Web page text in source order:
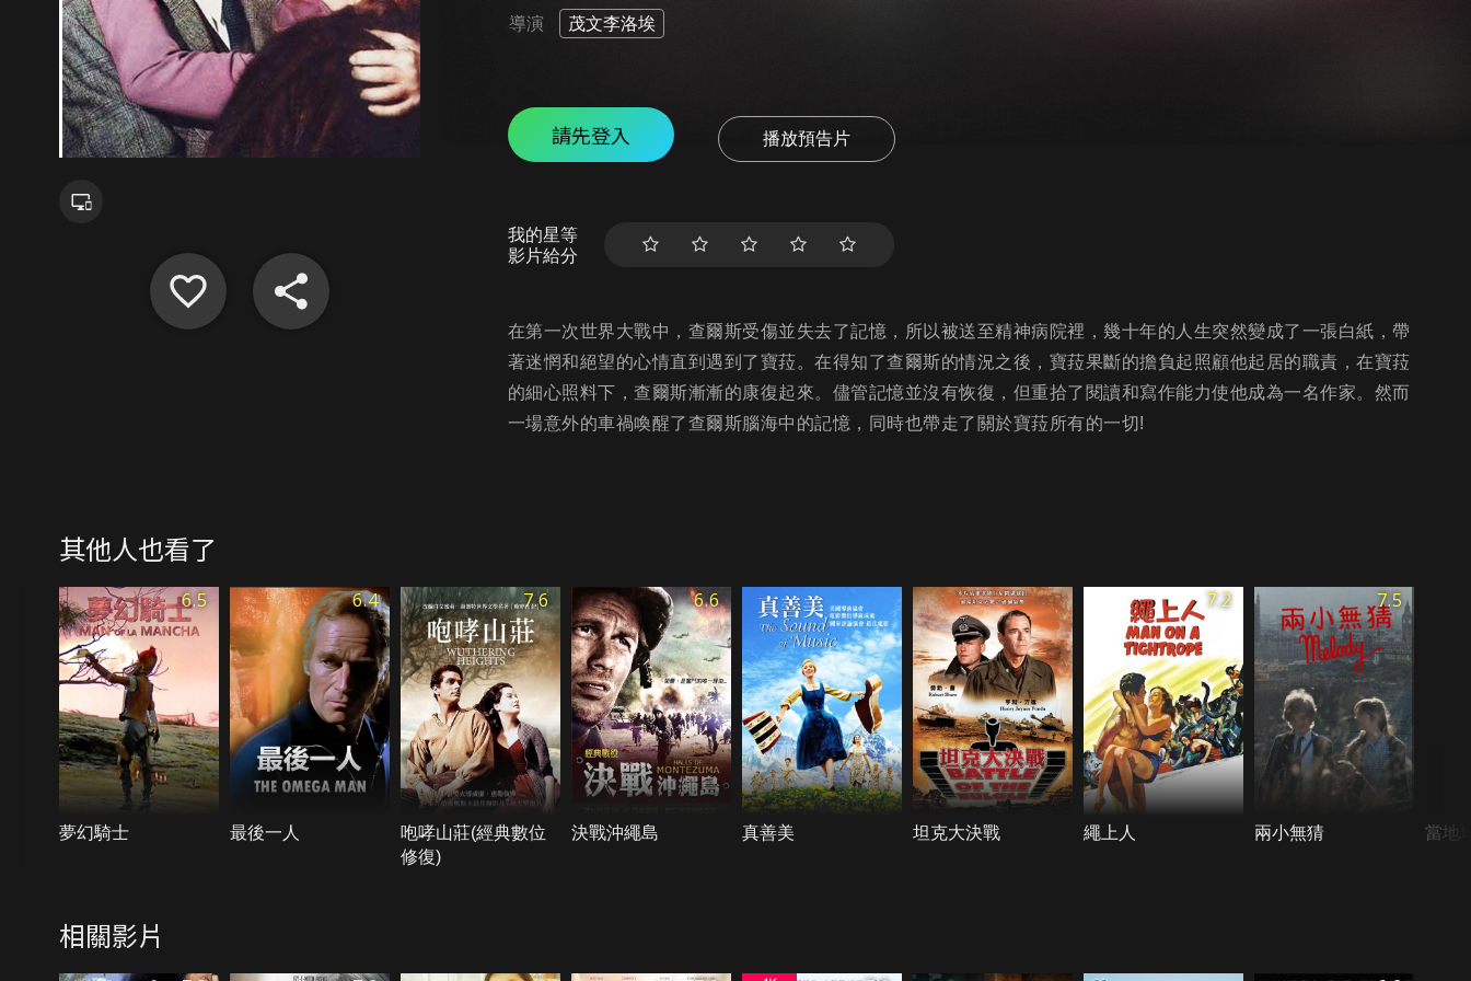
導演 茂文李洛埃
請先登入 播放預告片
我的星等
影片給分
在第一次世界大戰中，查爾斯受傷並失去了記憶，所以被送至精神病院裡，幾十年的人生突然變成了一張白紙，帶
著迷惘和絕望的心情直到遇到了寶菈。在得知了查爾斯的情況之後，寶菈果斷的擔負起照顧他起居的職責，在寶菈
的細心照料下，查爾斯漸漸的康復起來。儘管記憶並沒有恢復，但重拾了閱讀和寫作能力使他成為一名作家。然而
一場意外的車禍喚醒了查爾斯腦海中的記憶，同時也帶走了關於寶菈所有的一切!
其他人也看了
6.5
夢幻騎士
6.4
最後一人
7.6
咆哮山莊(經典數位
修復)
6.6
決戰沖繩島 真善美 坦克大決戰
7.2
繩上人
7.5
兩小無猜 當地
相關影片